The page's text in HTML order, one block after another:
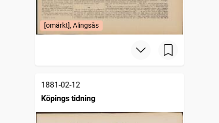
[omärkt], Alingsås
1881-02-12
Köpings tidning